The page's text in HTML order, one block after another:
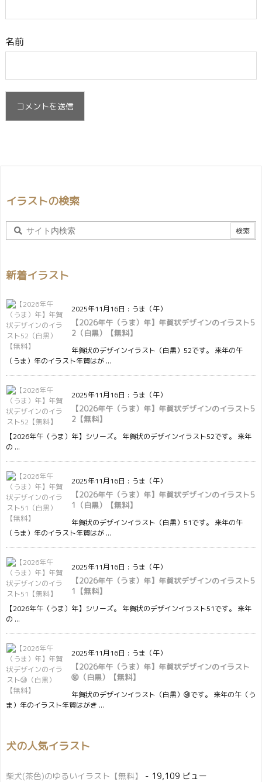
名前
イラストの検索
新着イラスト
2025年11月16日 : うま（午）
【2026年午（うま）年】年賀状デザインのイラスト5
2（白黒）【無料】
年賀状のデザインイラスト（白黒）52です。 来年の午
（うま）年のイラスト年賀はが ...
2025年11月16日 : うま（午）
【2026年午（うま）年】年賀状デザインのイラスト5
2【無料】
【2026年午（うま）年】シリーズ。 年賀状のデザインイラスト52です。 来年
の ...
2025年11月16日 : うま（午）
【2026年午（うま）年】年賀状デザインのイラスト5
1（白黒）【無料】
年賀状のデザインイラスト（白黒）51です。 来年の午
（うま）年のイラスト年賀はが ...
2025年11月16日 : うま（午）
【2026年午（うま）年】年賀状デザインのイラスト5
1【無料】
【2026年午（うま）年】シリーズ。 年賀状のデザインイラスト51です。 来年
の ...
2025年11月16日 : うま（午）
【2026年午（うま）年】年賀状デザインのイラスト
㊿（白黒）【無料】
年賀状のデザインイラスト（白黒）㊿です。 来年の午（う
ま）年のイラスト年賀はがき ...
犬の人気イラスト
柴犬(茶色)のゆるいイラスト【無料】
- 19,109 ビュー